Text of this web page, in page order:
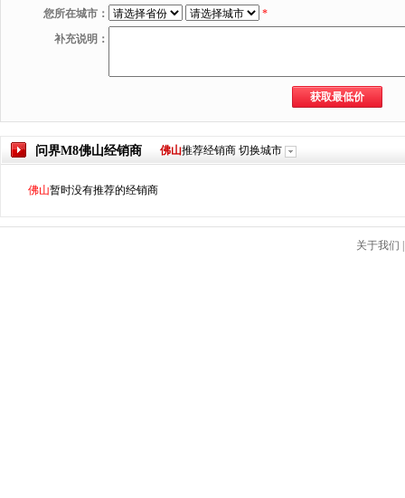
您所在城市：
*
补充说明：
问界M8佛山经销商 佛山推荐经销商 切换城市
佛山暂时没有推荐的经销商
关于我们